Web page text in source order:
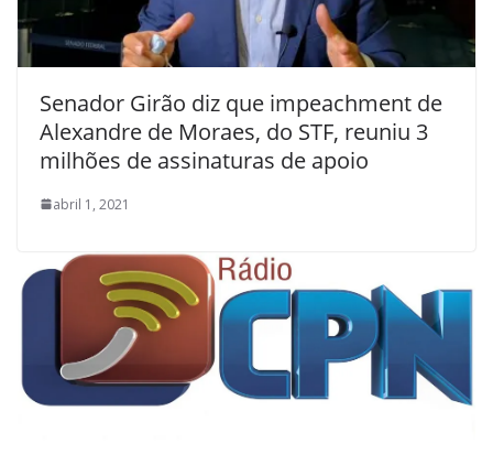
Senador Girão diz que impeachment de
Alexandre de Moraes, do STF, reuniu 3
milhões de assinaturas de apoio
abril 1, 2021